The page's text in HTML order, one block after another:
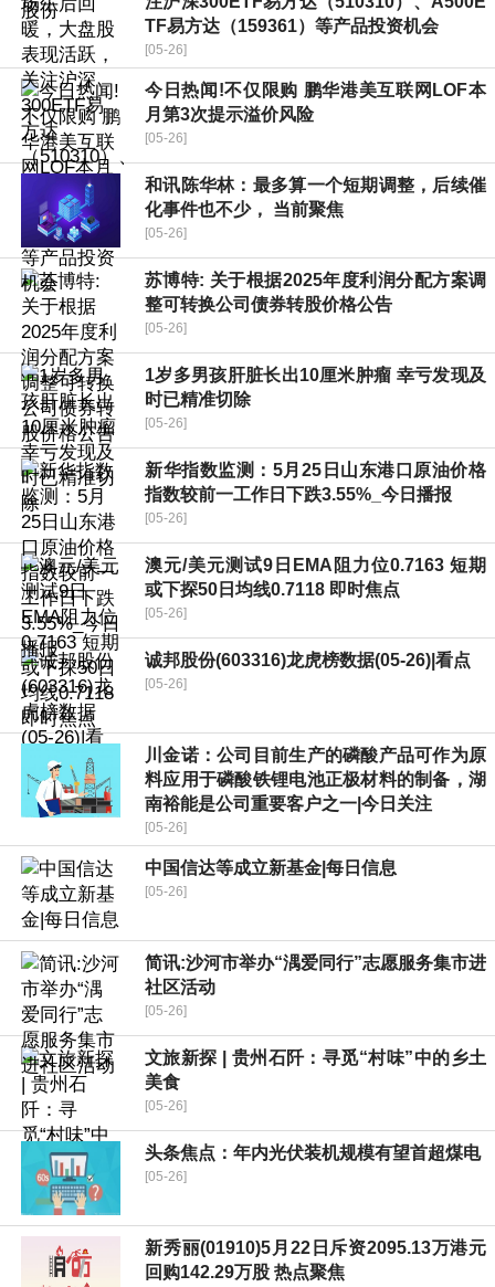
TF易方达（159361）等产品投资机会
[05-26]
今日热闻!不仅限购 鹏华港美互联网LOF本
月第3次提示溢价风险
[05-26]
和讯陈华林：最多算一个短期调整，后续催
化事件也不少， 当前聚焦
[05-26]
苏博特: 关于根据2025年度利润分配方案调
整可转换公司债券转股价格公告
[05-26]
1岁多男孩肝脏长出10厘米肿瘤 幸亏发现及
时已精准切除
[05-26]
新华指数监测：5月25日山东港口原油价格
指数较前一工作日下跌3.55%_今日播报
[05-26]
澳元/美元测试9日EMA阻力位0.7163 短期
或下探50日均线0.7118 即时焦点
[05-26]
诚邦股份(603316)龙虎榜数据(05-26)|看点
[05-26]
川金诺：公司目前生产的磷酸产品可作为原
料应用于磷酸铁锂电池正极材料的制备，湖
南裕能是公司重要客户之一|今日关注
[05-26]
中国信达等成立新基金|每日信息
[05-26]
简讯:沙河市举办“湡爱同行”志愿服务集市进
社区活动
[05-26]
文旅新探 | 贵州石阡：寻觅“村味”中的乡土
美食
[05-26]
头条焦点：年内光伏装机规模有望首超煤电
[05-26]
新秀丽(01910)5月22日斥资2095.13万港元
回购142.29万股 热点聚焦